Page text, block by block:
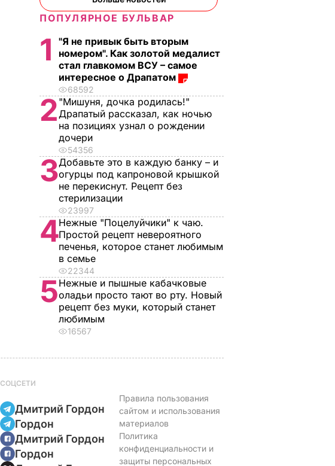
ПОПУЛЯРНОЕ БУЛЬВАР
1
"Я не привык быть вторым
номером". Как золотой медалист
стал главкомом ВСУ – самое
интересное о Драпатом
68592
2 "Мишуня, дочка родилась!"
Драпатый рассказал, как ночью
на позициях узнал о рождении
дочери
54356
3Добавьте это в каждую банку – и
огурцы под капроновой крышкой
не перекиснут. Рецепт без
стерилизации
23997
4Нежные "Поцелуйчики" к чаю.
Простой рецепт невероятного
печенья, которое станет любимым
в семье
22344
5Нежные и пышные кабачковые
оладьи просто тают во рту. Новый
рецепт без муки, который станет
любимым
16567
СОЦСЕТИ
Дмитрий Гордон
Гордон
Дмитрий Гордон
Гордон
Правила пользования
сайтом и использования
материалов
Политика
конфиденциальности и
защиты персональных